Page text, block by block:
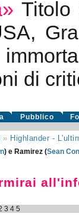
Titolo
di
Pubblico
» Highlander -
) e Ramirez (Sean
3 4 5